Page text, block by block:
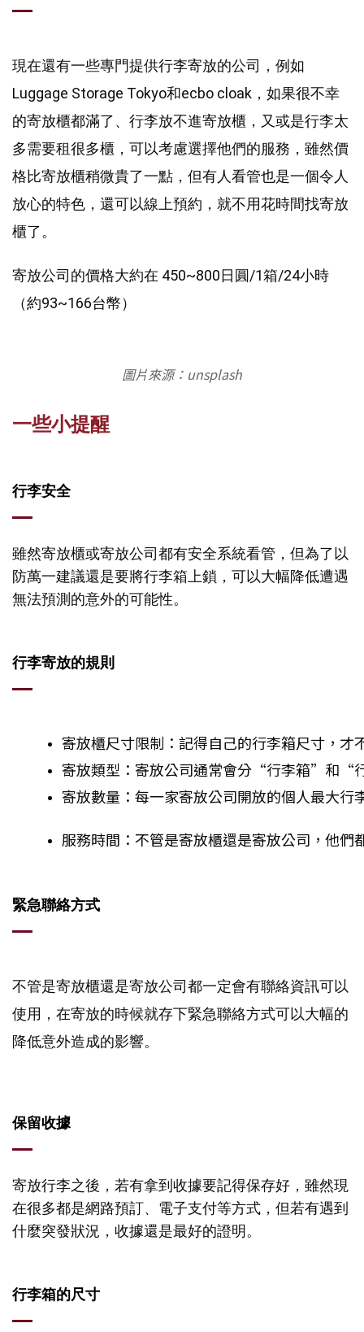
現在還有一些專門提供行李寄放的公司，例如
Luggage Storage Tokyo和ecbo cloak，如果很不幸
的寄放櫃都滿了、行李放不進寄放櫃，又或是行李太
多需要租很多櫃，可以考慮選擇他們的服務，雖然價
格比寄放櫃稍微貴了一點，但有人看管也是一個令人
放心的特色，還可以線上預約，就不用花時間找寄放
櫃了。
寄放公司的價格大約在 450~800日圓/1箱/24小時
（約93~166台幣）
圖片來源：unsplash
一些小提醒
行李安全
雖然寄放櫃或寄放公司都有安全系統看管，但為了以
防萬一建議還是要將行李箱上鎖，可以大幅降低遭遇
無法預測的意外的可能性。
行李寄放的規則
寄放櫃尺寸限制：記得自己的行李箱尺寸，才
寄放類型：寄放公司通常會分“行李箱”和“
寄放數量：每一家寄放公司開放的個人最大
服務時間：不管是寄放櫃還是寄放公司，他
緊急聯絡方式
不管是寄放櫃還是寄放公司都一定會有聯絡資訊可以
使用，在寄放的時候就存下緊急聯絡方式可以大幅的
降低意外造成的影響。
保留收據
寄放行李之後，若有拿到收據要記得保存好，雖然現
在很多都是網路預訂、電子支付等方式，但若有遇到
什麼突發狀況，收據還是最好的證明。
行李箱的尺寸